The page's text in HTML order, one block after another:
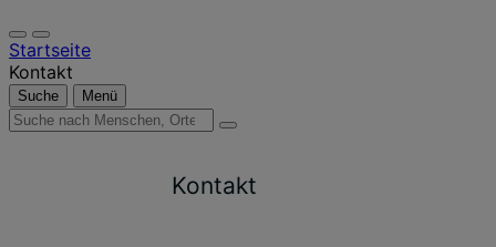
Startseite
Kontakt
Suche Menü
Suche
Kontakt